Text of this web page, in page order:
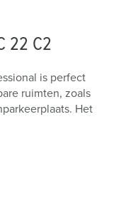
22 C2
is perfect
ruimten, zoals
Het